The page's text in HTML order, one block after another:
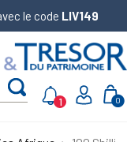
le code LIV149
0
1